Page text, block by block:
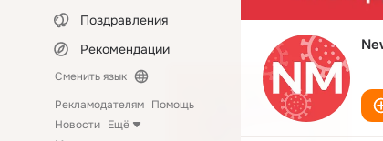
Поздравления
Рекомендации
Сменить язык
Рекламодателям Помощь
Новости Ещё